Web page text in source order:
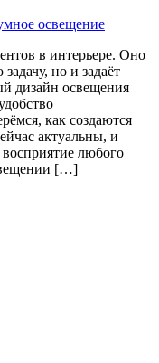
освещение
в интерьере. Оно
но и задаёт
дизайн освещения
как создаются
актуальны, и
любого
[…]